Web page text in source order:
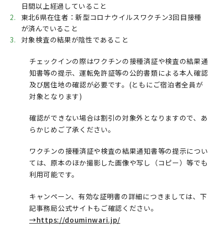
日間以上経過していること
東北6県在住者：新型コロナウイルスワクチン3回目接種
が済んでいること
対象検査の結果が陰性であること
チェックインの際はワクチンの接種済証や検査の結果通
知書等の提示、運転免許証等の公的書類による本人確認
及び居住地の確認が必要です。(ともにご宿泊者全員が
対象となります)
確認ができない場合は割引の対象外となりますので、あ
らかじめご了承ください。
ワクチンの接種済証や検査の結果通知書等の提示につい
ては、原本のほか撮影した画像や写し（コピー）等でも
利用可能です。
キャンペーン、有効な証明書の詳細につきましては、下
記事務局公式サイトもご確認ください。
→https://douminwari.jp/